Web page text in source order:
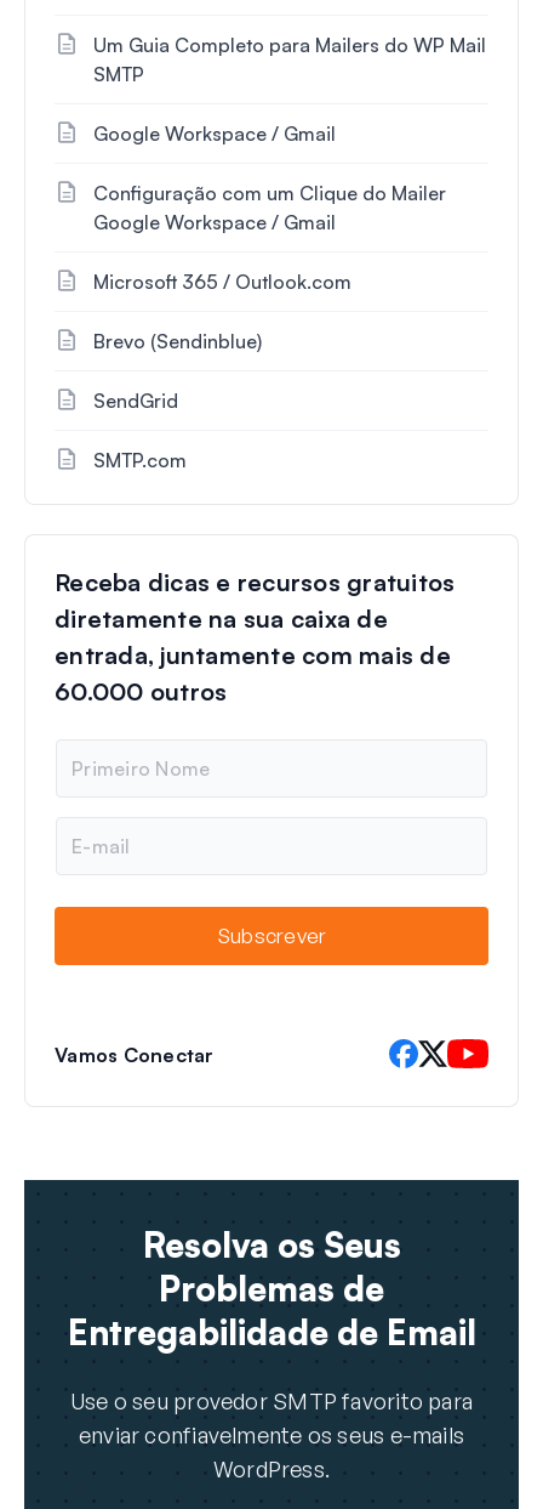
Um Guia Completo para Mailers do WP Mail
SMTP
Google Workspace / Gmail
Configuração com um Clique do Mailer
Google Workspace / Gmail
Microsoft 365 / Outlook.com
Brevo (Sendinblue)
SendGrid
SMTP.com
Receba dicas e recursos gratuitos
diretamente na sua caixa de
entrada, juntamente com mais de
60.000 outros
m
e
m
Subscrever
Vamos Conectar
Resolva os Seus
Problemas de
Entregabilidade de Email
Use o seu provedor SMTP favorito para
enviar confiavelmente os seus e-mails
WordPress.